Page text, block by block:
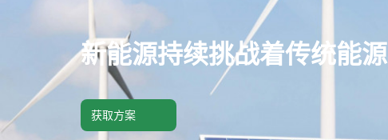
客户服务
新能源持续挑战着传统能源
获取方案